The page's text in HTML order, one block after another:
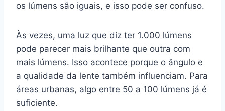
os lúmens são iguais, e isso pode ser confuso.
Às vezes, uma luz que diz ter 1.000 lúmens
pode parecer mais brilhante que outra com
mais lúmens. Isso acontece porque o ângulo e
a qualidade da lente também influenciam. Para
áreas urbanas, algo entre 50 a 100 lúmens já é
suficiente.